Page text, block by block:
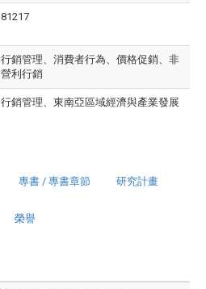
81217
行銷管理、消費者行為、價格促銷、非
營利行銷
行銷管理、東南亞區域經濟與產業發展
專書 / 專書章節 研究計畫
榮譽